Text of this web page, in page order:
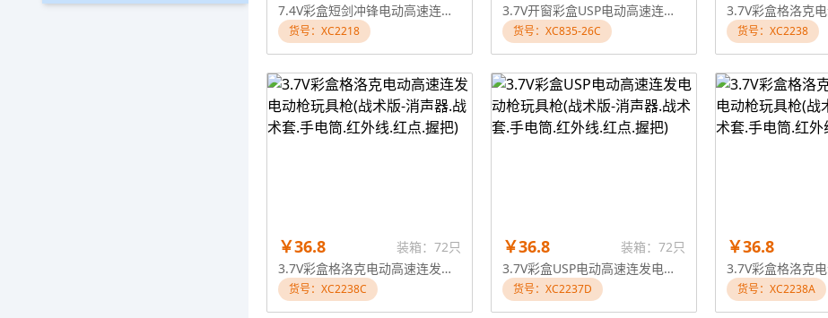
7.4V彩盒短剑冲锋电动高速连发电动枪玩具枪
货号：XC2218
3.7V开窗彩盒USP电动高速连发套装电动枪玩具枪（带面具和红外线）
货号：XC835-26C 货号：XC2238
￥36.8
装箱：72只
3.7V彩盒格洛克电动高速连发电动枪玩具枪(战术版-消声器.战术套.手电筒.红外线.红点.握把)
货号：XC2238C
￥36.8
装箱：72只
3.7V彩盒USP电动高速连发电动枪玩具枪(战术版-消声器.战术套.手电筒.红外线.红点.握把)
货号：XC2237D
￥36.8
货号：XC2238A